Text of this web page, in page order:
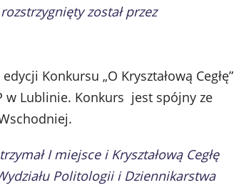
został przez
Konkursu „O Kryształową Cegłę”
w Lublinie. Konkurs jest spójny ze
I miejsce i Kryształową Cegłę
Politologii i Dziennikarstwa